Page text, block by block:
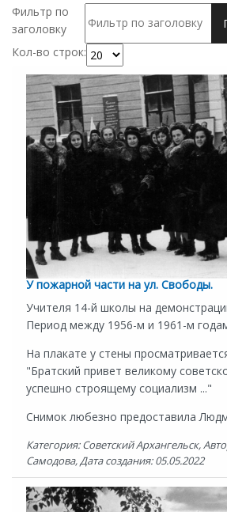
Фильтр по
заголовку
Кол-во строк:
У пожарной части на ул. Свободы.
Учителя 14-й школы на
Период между 1956-м и 1961-м
На плакате у стены
"Братский привет великому
успешно строящему социализм ..."
Снимок любезно предоставила
Категория: Советский Архангельск,
Самодова, Дата создания: 05.05.2022